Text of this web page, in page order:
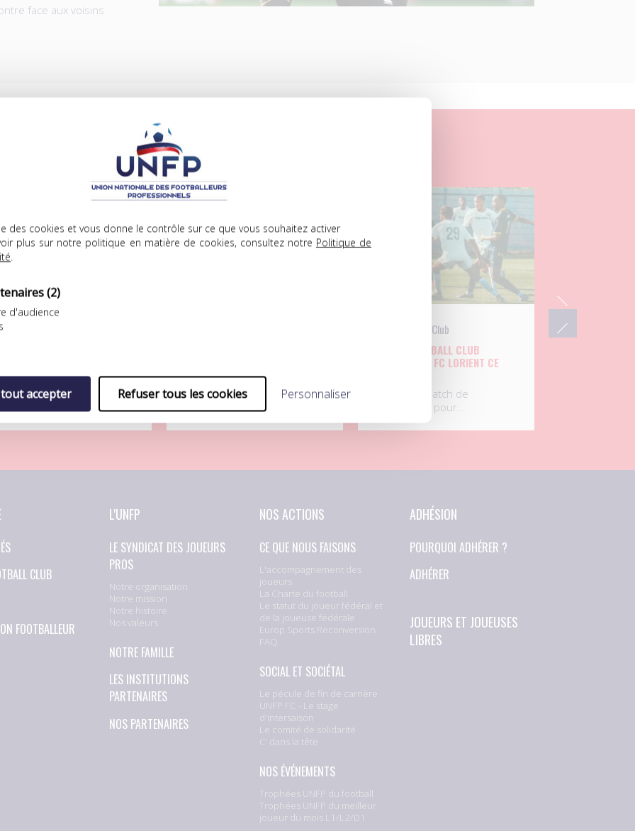
des cookies et vous donne le contrôle sur ce que vous souhaitez activer
plus sur notre politique en matière de cookies, consultez notre Politique de
.
(2)
d'audience
accepter Refuser tous les cookies Personnaliser
face aux voisins
Football Club
match de
04.08.2026
Après s’être préparé au
sein…
UNFP Football Club
L’UNFP FOOTBALL CLUB
AFFRONTE LE FC LORIENT CE
Septième match de
préparation pour…
CLUB
FOOTBALLEUR
L'UNFP
LE SYNDICAT DES JOUEURS
PROS
Notre organisation
Notre mission
Notre histoire
Nos valeurs
NOTRE FAMILLE
LES INSTITUTIONS
PARTENAIRES
NOS PARTENAIRES
NOS ACTIONS
CE QUE NOUS FAISONS
L'accompagnement des
joueurs
La Charte du football
Le statut du joueur fédéral et
de la joueuse fédérale
Europ Sports Reconversion
FAQ
SOCIAL ET SOCIÉTAL
Le pécule de fin de carrière
UNFP FC - Le stage
d'intersaison
Le comité de solidarité
C’ dans la tête
NOS ÉVÉNEMENTS
Trophées UNFP du football
Trophées UNFP du meilleur
joueur du mois L1/L2/D1
ADHÉSION
POURQUOI ADHÉRER ?
ADHÉRER
JOUEURS ET JOUEUSES
LIBRES